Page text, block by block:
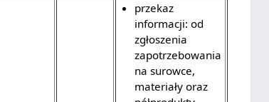
przekaz
informacji: od
zgłoszenia
zapotrzebowania
na surowce,
materiały oraz